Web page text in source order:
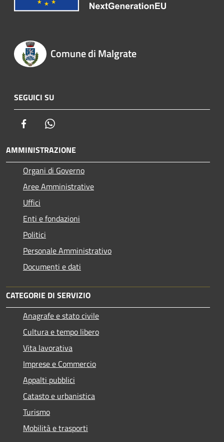
Comune di Malgrate
SEGUICI SU
Facebook
AMMINISTRAZIONE
Organi di Governo
Aree Amministrative
Uffici
Enti e fondazioni
Politici
Personale Amministrativo
Documenti e dati
CATEGORIE DI SERVIZIO
Anagrafe e stato civile
Cultura e tempo libero
Vita lavorativa
Imprese e Commercio
Appalti pubblici
Catasto e urbanistica
Turismo
Mobilità e trasporti